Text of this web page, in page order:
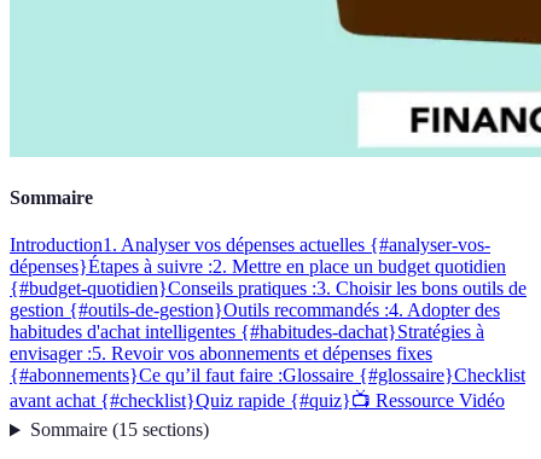
Sommaire
Introduction1. Analyser vos dépenses actuelles {#analyser-vos-
dépenses}Étapes à suivre :2. Mettre en place un budget quotidien
{#budget-quotidien}Conseils pratiques :3. Choisir les bons outils de
gestion {#outils-de-gestion}Outils recommandés :4. Adopter des
habitudes d'achat intelligentes {#habitudes-dachat}Stratégies à
envisager :5. Revoir vos abonnements et dépenses fixes
{#abonnements}Ce qu’il faut faire :Glossaire {#glossaire}Checklist
avant achat {#checklist}Quiz rapide {#quiz}📺 Ressource Vidéo
Sommaire(15 sections)